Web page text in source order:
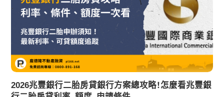
2026兆豐銀行二胎房貸銀行方案總攻略！怎麼看兆豐銀